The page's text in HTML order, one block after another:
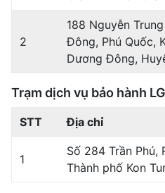
2
188 Nguyễn
Đông, Phú Quốc,
Dương Đông,
Trạm dịch vụ bảo hành
STT Địa chỉ
1
Số 284 Trần Phú,
Thành phố Kon